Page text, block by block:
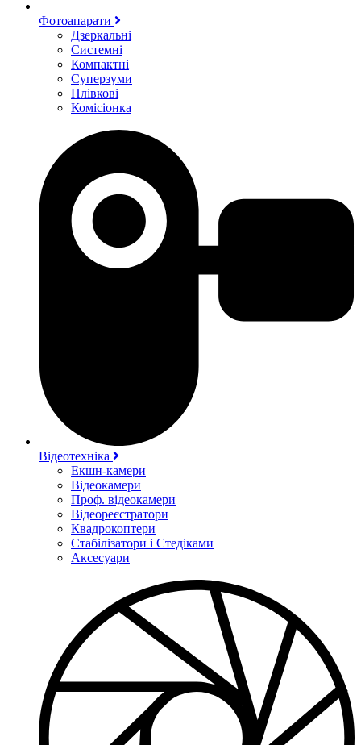
Фотоапарати
Дзеркальні
Системні
Компактні
Суперзуми
Плівкові
Комісіонка
Відеотехніка
Екшн-камери
Відеокамери
Проф. відеокамери
Відеореєстратори
Квадрокоптери
Стабілізатори і Стедіками
Аксесуари